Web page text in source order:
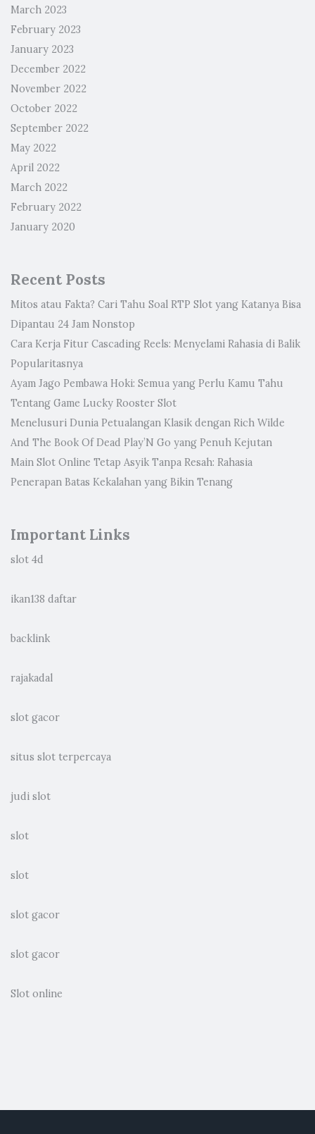
March 2023
February 2023
January 2023
December 2022
November 2022
October 2022
September 2022
May 2022
April 2022
March 2022
February 2022
January 2020
Recent Posts
Mitos atau Fakta? Cari Tahu Soal RTP Slot yang Katanya Bisa
Dipantau 24 Jam Nonstop
Cara Kerja Fitur Cascading Reels: Menyelami Rahasia di Balik
Popularitasnya
Ayam Jago Pembawa Hoki: Semua yang Perlu Kamu Tahu
Tentang Game Lucky Rooster Slot
Menelusuri Dunia Petualangan Klasik dengan Rich Wilde
And The Book Of Dead Play’N Go yang Penuh Kejutan
Main Slot Online Tetap Asyik Tanpa Resah: Rahasia
Penerapan Batas Kekalahan yang Bikin Tenang
Important Links
slot 4d
ikan138 daftar
backlink
rajakadal
slot gacor
situs slot terpercaya
judi slot
slot
slot
slot gacor
slot gacor
Slot online